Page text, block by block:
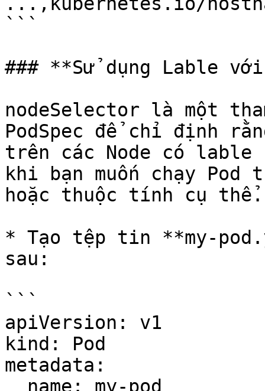
```
### **Sử dụng Lable
nodeSelector là một
PodSpec để chỉ định
trên các Node có
khi bạn muốn chạy Pod
hoặc thuộc tính cụ thể.
* Tạo tệp tin **my-
sau:
```
apiVersion: v1
kind: Pod
metadata: